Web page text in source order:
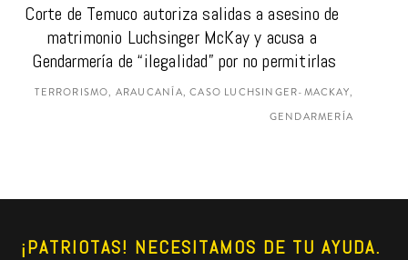
Corte de Temuco autoriza salidas a asesino de
matrimonio Luchsinger McKay y acusa a
Gendarmería de “ilegalidad” por no permitirlas
TERRORISMO, ARAUCANÍA, CASO LUCHSINGER-MACKAY,
GENDARMERÍA
¡PATRIOTAS! NECESITAMOS DE TU AYUDA.